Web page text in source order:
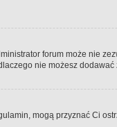
forum może nie
nie możesz dodawać
mogą przyznać Ci